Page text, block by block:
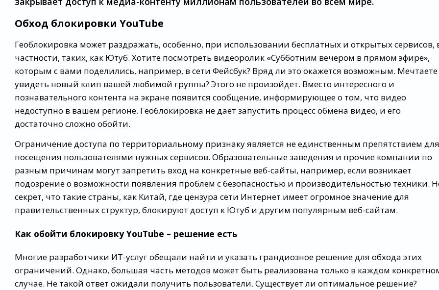
Обход блокировки YouTube
Геоблокировка может раздражать, особенно, при использовании бесплатных и открытых сервисов,
частности, таких, как Ютуб. Хотите посмотреть видеоролик «Субботним вечером в прямом эфире»,
которым с вами поделились, например, в сети Фейсбук? Вряд ли это окажется возможным. Мечтаете
увидеть новый клип вашей любимой группы? Этого не произойдет. Вместо интересного и
познавательного контента на экране появится сообщение, информирующее о том, что видео
недоступно в вашем регионе. Геоблокировка не дает запустить процесс обмена видео, и его
достаточно сложно обойти.
Ограничение доступа по территориальному признаку является не единственным препятствием для
посещения пользователями нужных сервисов. Образовательные заведения и прочие компании по
разным причинам могут запретить вход на конкретные веб-сайты, например, если возникает
подозрение о возможности появления проблем с безопасностью и производительностью техники.
секрет, что такие страны, как Китай, где цензура сети Интернет имеет огромное значение для
правительственных структур, блокируют доступ к Ютуб и другим популярным веб-сайтам.
Как обойти блокировку YouTube – решение есть
Многие разработчики ИТ-услуг обещали найти и указать грандиозное решение для обхода этих
ограничений. Однако, большая часть методов может быть реализована только в каждом
случае. Не такой ответ ожидали получить пользователи. Существует ли оптимальное решение?